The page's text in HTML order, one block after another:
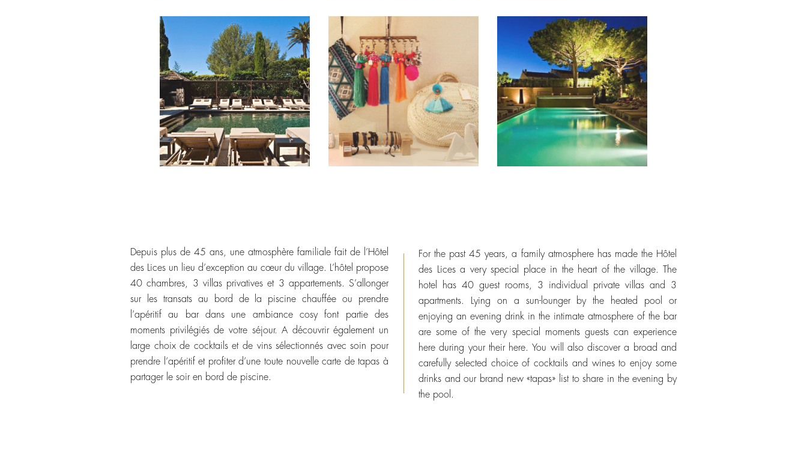
Depuis plus de 45 ans, une atmosphère familiale fait de l’Hôtel
des Lices un lieu d’exception au cœur du village. L’hôtel propose
40 chambres, 3 villas privatives et 3 appartements. S’allonger
sur les transats au bord de la piscine chauffée ou prendre
l’apéritif au bar dans une ambiance cosy font partie des
moments privilégiés de votre séjour. A découvrir également un
large choix de cocktails et de vins sélectionnés avec soin pour
prendre l’apéritif et profiter d’une toute nouvelle carte de tapas à
partager le soir en bord de piscine.
For the past 45 years, a family atmosphere has made the Hôtel
des Lices a very special place in the heart of the village. The
hotel has 40 guest rooms, 3 individual private villas and 3
apartments. Lying on a sun-lounger by the heated pool or
enjoying an evening drink in the intimate atmosphere of the bar
are some of the very special moments guests can experience
here during your their here. You will also discover a broad and
carefully selected choice of cocktails and wines to enjoy some
drinks and our brand new «tapas» list to share in the evening by
the pool.